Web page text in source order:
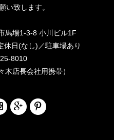
い致します。
馬場1-3-8 小川ビル1F
日(なし)／駐車場あり
8010
店長会社用携帯）